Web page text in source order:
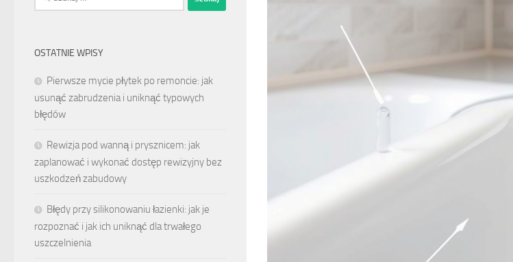
OSTATNIE WPISY
Pierwsze mycie płytek po remoncie: jak
usunąć zabrudzenia i uniknąć typowych
błędów
Rewizja pod wanną i prysznicem: jak
zaplanować i wykonać dostęp rewizyjny bez
uszkodzeń zabudowy
Błędy przy silikonowaniu łazienki: jak je
rozpoznać i jak ich uniknąć dla trwałego
uszczelnienia